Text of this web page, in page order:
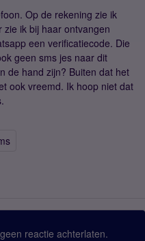
Op de rekening zie ik
ik bij haar ontvangen
een verificatiecode. Die
geen sms jes naar dit
de hand zijn? Buiten dat het
ook vreemd. Ik hoop niet dat
reactie achterlaten.